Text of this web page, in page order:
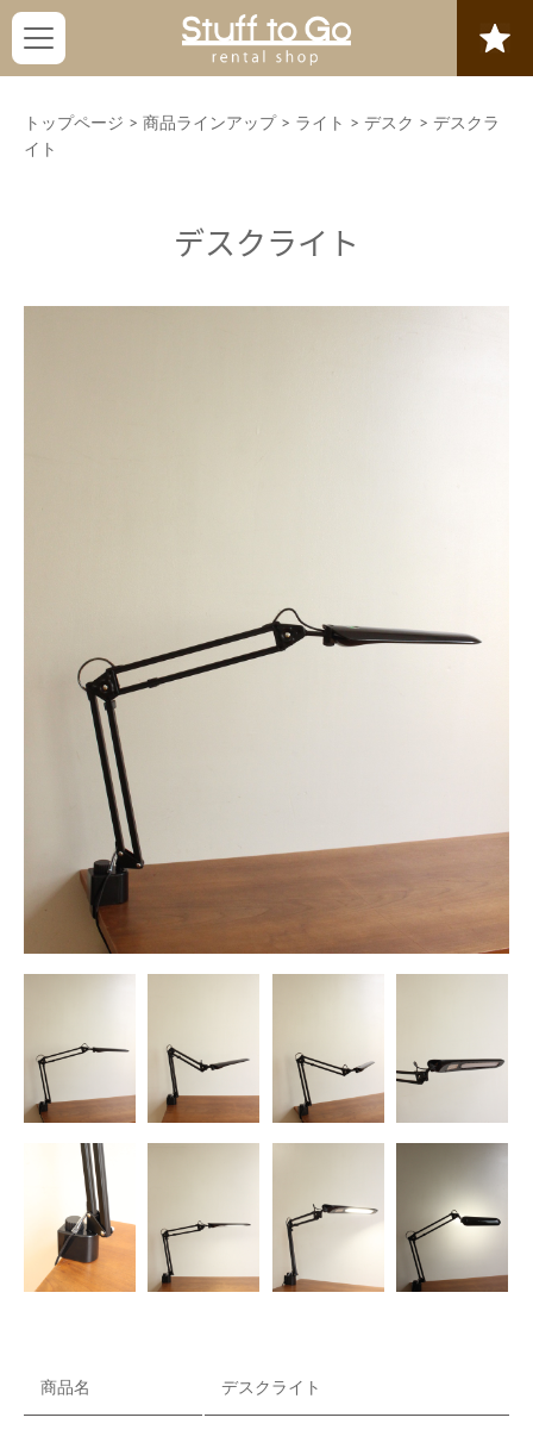
トップページ > 商品ラインアップ > ライト > デスク > デスクラ
イト
デスクライト
商品名 デスクライト